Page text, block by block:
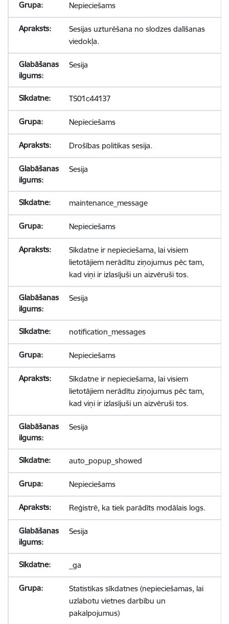
Nepieciešams
Sesijas uzturēšana no slodzes dalīšanas
viedokļa.
Sesija
TS01c44137
Nepieciešams
Drošības politikas sesija.
Sesija
maintenance_message
Nepieciešams
Sīkdatne ir nepieciešama, lai visiem
lietotājiem nerādītu ziņojumus pēc tam,
kad viņi ir izlasījuši un aizvēruši tos.
Sesija
notification_messages
Nepieciešams
Sīkdatne ir nepieciešama, lai visiem
lietotājiem nerādītu ziņojumus pēc tam,
kad viņi ir izlasījuši un aizvēruši tos.
Sesija
auto_popup_showed
Nepieciešams
Reģistrē, ka tiek parādīts modālais logs.
Sesija
_ga
Statistikas sīkdatnes (nepieciešamas, lai
uzlabotu vietnes darbību un
pakalpojumus)